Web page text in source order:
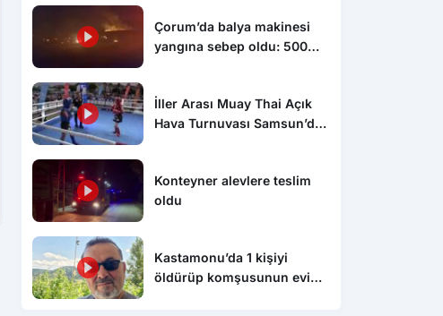
Gündem
Traktör kazasında yaralanan
sürücü hayatını kaybetti
39 yaşındaki adam evinde ölü
Çorum’da balya makinesi
yangına sebep oldu: 500
İller Arası Muay Thai Açık
Hava Turnuvası Samsun’da
Konteyner alevlere teslim
oldu
Kastamonu’da 1 kişiyi
öldürüp komşusunun evini